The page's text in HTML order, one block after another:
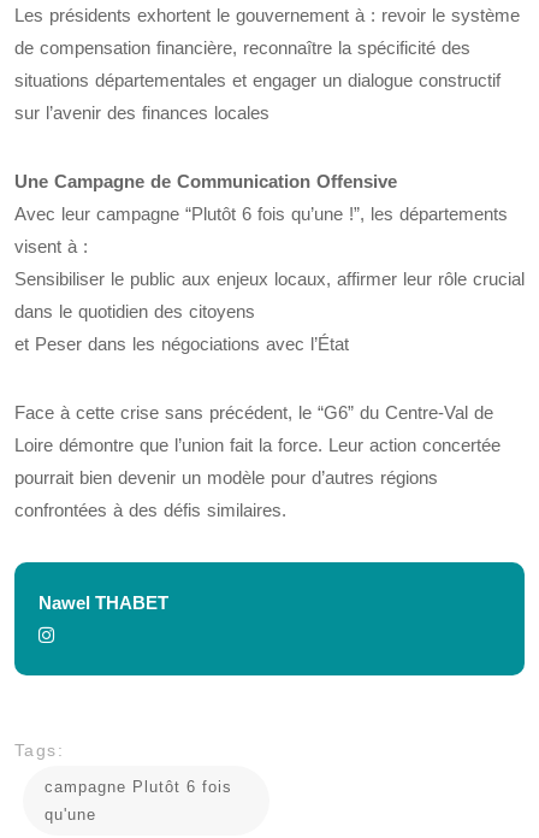
Les présidents exhortent le gouvernement à : revoir le système
de compensation financière, reconnaître la spécificité des
situations départementales et engager un dialogue constructif
sur l’avenir des finances locales
Une Campagne de Communication Offensive
Avec leur campagne “Plutôt 6 fois qu’une !”, les départements
visent à :
Sensibiliser le public aux enjeux locaux, affirmer leur rôle crucial
dans le quotidien des citoyens
et Peser dans les négociations avec l’État
Face à cette crise sans précédent, le “G6” du Centre-Val de
Loire démontre que l’union fait la force. Leur action concertée
pourrait bien devenir un modèle pour d’autres régions
confrontées à des défis similaires.
Nawel THABET
Tags:
campagne Plutôt 6 fois
qu'une